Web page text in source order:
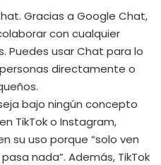
Gracias a Google Chat,
con cualquier
Puedes usar Chat para lo
directamente o
bajo ningún concepto
TikTok o Instagram,
su uso porque “solo ven
nada”. Además, TikTok